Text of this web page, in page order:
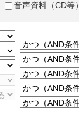
音声資料（CD等）